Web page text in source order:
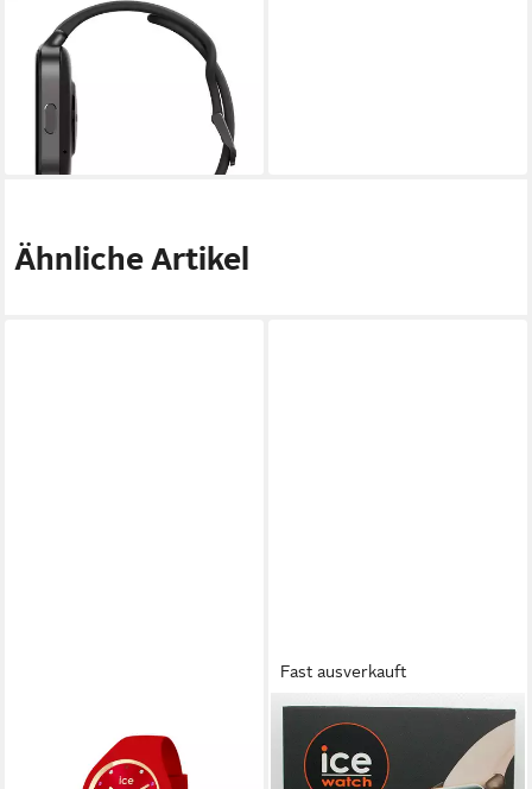
ICE-WATCH
ICE Fit 1.78 Schwarz
Fitnessuhr (45.00 cm/45.00
Zoll, Proprietär), 1-tlg.
129,00 €
lieferbar - in 2-3 Werktagen bei dir
Ähnliche Artikel
Fast ausverkauft
Ice Watch Armbanduhr ICE
Fit RT 3.0 025280